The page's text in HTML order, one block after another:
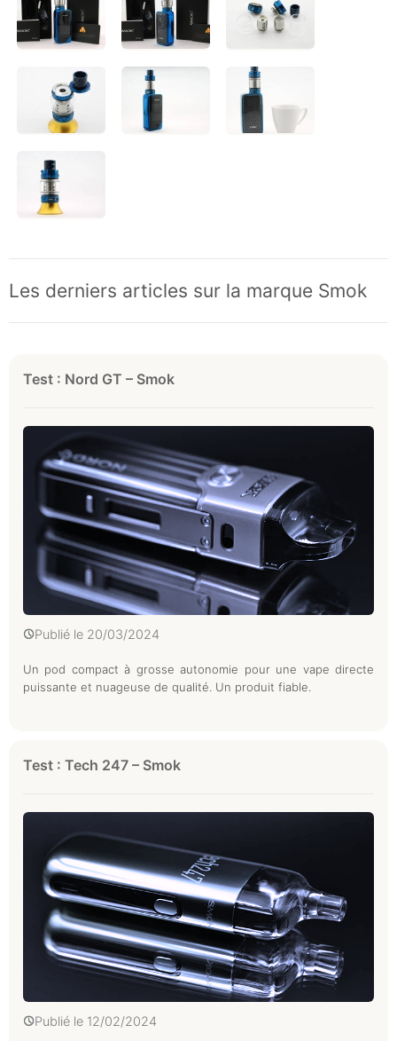
Les derniers articles sur la marque Smok
Test : Nord GT – Smok
Publié le 20/03/2024
Un pod compact à grosse autonomie pour une vape directe
puissante et nuageuse de qualité. Un produit fiable.
Test : Tech 247 – Smok
Publié le 12/02/2024